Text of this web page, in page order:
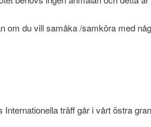
om du vill samåka /samköra med
träff går i vårt östra